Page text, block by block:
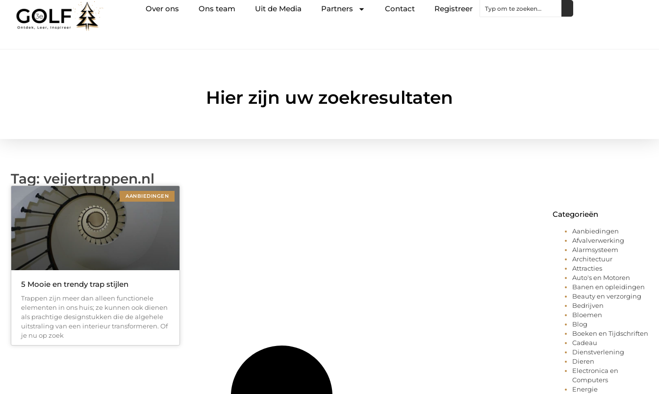
Over ons Ons team Uit de Media Partners Contact Registreer
Hier zijn uw zoekresultaten
Tag: veijertrappen.nl
AANBIEDINGEN
5 Mooie en trendy trap stijlen
Trappen zijn meer dan alleen functionele
elementen in ons huis; ze kunnen ook dienen
als prachtige designstukken die de algehele
uitstraling van een interieur transformeren. Of
je nu op zoek
Categorieën
Aanbiedingen
Afvalverwerking
Alarmsysteem
Architectuur
Attracties
Auto's en Motoren
Banen en opleidingen
Beauty en verzorging
Bedrijven
Bloemen
Blog
Boeken en Tijdschriften
Cadeau
Dienstverlening
Dieren
Electronica en
Computers
Energie